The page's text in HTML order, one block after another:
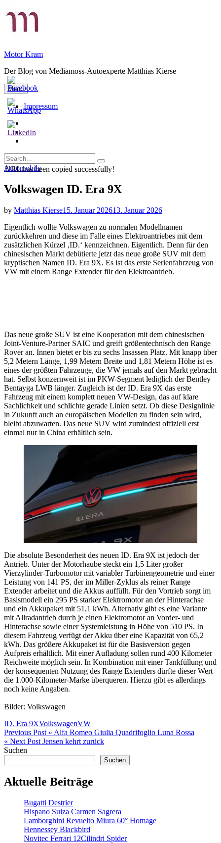
to
Motor Kram
Der Blog von Mediamoss-Autoexperte Matthias Kierse
Menu
Impressum
Einstellungen
Historie
Einstellungen
Search
for:
Search
Categories
Automobile
Volkswagen ID. Era 9X
by Matthias Kierse15. Januar 202613. Januar 2026
Eigentlich wollte Volkswagen zu normalen Modellnamen
zurückkehren und diese im Falle eines Elektroantriebes mit dem
zusätzlichen Kürzel ‚ID.‘ kennzeichnen. Eigentlich. Denn für den
chinesischen Markt debütierte jetzt das neue große SUV mit dem
kryptischen Namen ID. Era 9X. Es ist das erste Serienfahrzeug von
VW mit einem Range Extender für den Elektroantrieb.
Das neue große SUV ist eine Kooperation mit dem chinesischen
Joint-Venture-Partner SAIC und greift größentechnisch den Range
Rover an. Innen bietet er bis zu sechs Insassen Platz. Mit knapp über
5,2 Metern Länge, 1,99 Metern Breite und 1,81 Metern Höhe ist es
eines der größten Fahrzeuge, die VW jemals auf den Markt gebracht
hat. Selbst konzernweit ist im PKW-Segment lediglich der Bentley
Bentayga LWB länger. Zugleich ist der ID. Era 9X das erste
Fahrzeug mit einem komplett neuen VW-Design, das auf klare
Sachlichkeit und schlichte gerade Linien setzt. Ob diese Designlinie
in Zukunft auch an europäischen Modellen zu finden sein wird,
bleibt abzuwarten. Das neue SUV wird zumindest offiziell erst
einmal nur in China erhältlich sein.
Die absolute Besonderheit des neuen ID. Era 9X ist jedoch der
Antrieb. Unter der Motorhaube steckt ein 1,5 Liter großer
Vierzylinder-Turbomotor mit variabler Turbinengeometrie und einer
Leistung von 141 PS, der im Miller-Zyklus als reiner Range
Extender arbeitet und die Akkus auffüllt. Für den Vortrieb sorgt im
Basismodell ein 295 PS starker Elektromotor an der Hinterachse
und ein Akkupaket mit 51,1 kWh. Alternativ gibt es eine Variante
mit Allradantrieb durch je einen Elektromotor an Vorder- und
Hinterachse sowie einer Systemleistung in Höhe von 510 PS. In
diesem Fahrzeug verfügt der Akku über eine Kapazität von 65,2
kWh. Das größere Akkupaket ist für die Basisversion gegen
Aufpreis erhältlich. Mit einer Aufladung sollen rund 400 Kilometer
Reichweite möglich sein. In Kombination mit einer Tankfüllung und
der konsequenten Nutzung des Range Extenders dürfte dieser Wert
die 1.000-Kilometer-Marke überqueren. Hierzu gibt es allerdings
noch keine Angaben.
Bilder: Volkswagen
ID. Era 9XVolkswagenVW
Beitragsnavigation
Previous Post » Alfa Romeo Giulia Quadrifoglio Luna Rossa
« Next Post Jensen kehrt zurück
Suchen
Suchen
Aktuelle Beiträge
Bugatti Destrier
Hispano Suiza Carmen Sagrera
Lamborghini Revuelto Miura 60° Homage
Hennessey Blackbird
Novitec Ferrari 12Cilindri Spider
URL has been copied successfully!